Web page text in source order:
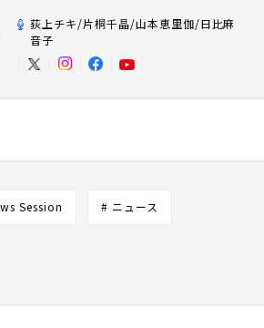
荻上チキ/片桐千晶/山本恵里伽/日比麻
音子
Session # ニュース